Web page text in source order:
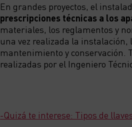
En grandes proyectos, el
prescripciones técnicas a los
materiales, los reglamentos y
una vez realizada la instalación,
mantenimiento y conservación.
realizadas por el Ingeniero
-Quizá te interese: Tipos de